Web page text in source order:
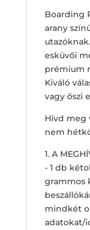
Boarding
arany
esküvői
prémium
Kiváló
vagy őszi
Hívd meg
nem
1. A
- 1 db
grammos
mindkét
adatokat/